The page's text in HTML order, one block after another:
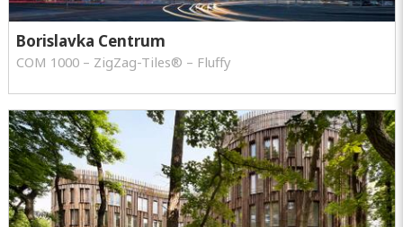
Borislavka Centrum
COM 1000 – ZigZag-Tiles® – Fluffy